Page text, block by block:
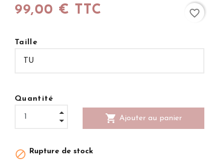
99,00 € TTC
Taille
Quantité
shopping_cart Ajouter au panier
 Rupture de stock
favorite_border